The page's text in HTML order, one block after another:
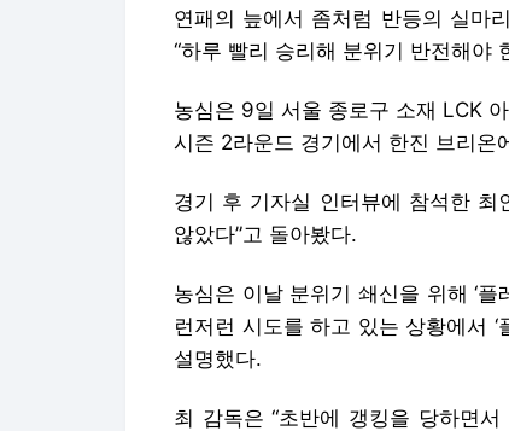
연패의 늪에서 좀처럼 반등의 실마
“하루 빨리 승리해 분위기 반전해야
농심은 9일 서울 종로구 소재 LCK
시즌 2라운드 경기에서 한진 브리온
경기 후 기자실 인터뷰에 참석한 최
않았다”고 돌아봤다.
농심은 이날 분위기 쇄신을 위해 ‘
런저런 시도를 하고 있는 상황에서
설명했다.
최 감독은 “초반에 갱킹을 당하면